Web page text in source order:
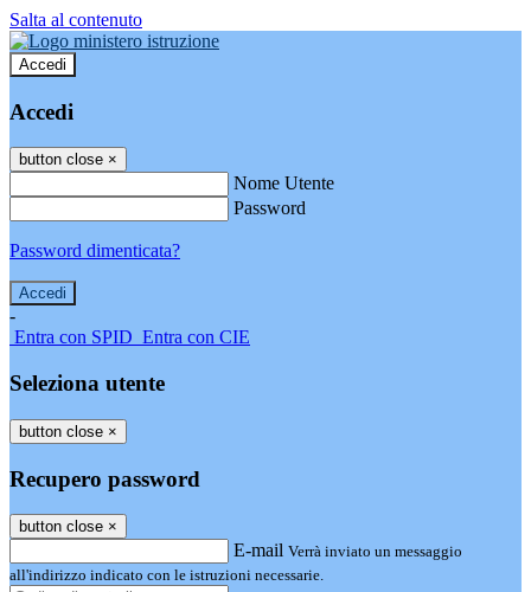
Salta al contenuto
Accedi
Accedi
button close ×
Nome Utente
Password
Password dimenticata?
-
Entra con SPID Entra con CIE
Seleziona utente
button close ×
Recupero password
button close ×
E-mail Verrà inviato un messaggio
all'indirizzo indicato con le istruzioni necessarie.